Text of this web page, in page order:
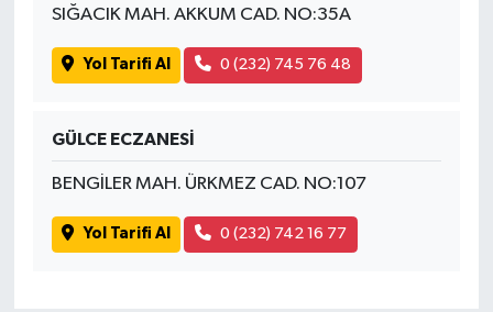
SIĞACIK MAH. AKKUM CAD. NO:35A
Yol Tarifi Al 0 (232) 745 76 48
GÜLCE ECZANESİ
BENGİLER MAH. ÜRKMEZ CAD. NO:107
Yol Tarifi Al 0 (232) 742 16 77